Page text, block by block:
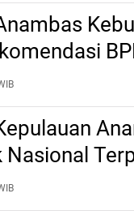
Agustus
Nasional